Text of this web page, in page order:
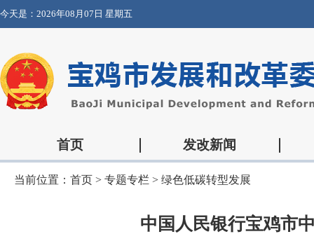
今天是： 2026年08月07日 星期五
首页 发改新闻
当前位置： 首页 > 专题专栏 > 绿色低碳转型发展
中国人民银行宝鸡市